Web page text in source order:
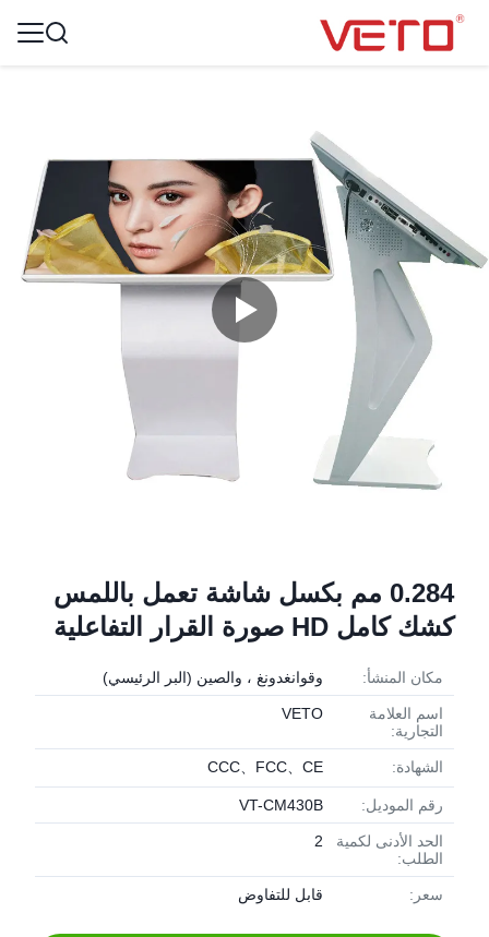
0.284 مم بكسل شاشة تعمل باللمس
كشك كامل HD صورة القرار التفاعلية
مكان المنشأ: وقوانغدونغ ، والصين (البر الرئيسي)
اسم العلامة
التجارية:
VETO
الشهادة: CCC、FCC、CE
رقم الموديل: VT-CM430B
الحد الأدنى لكمية
الطلب:
2
سعر: قابل للتفاوض